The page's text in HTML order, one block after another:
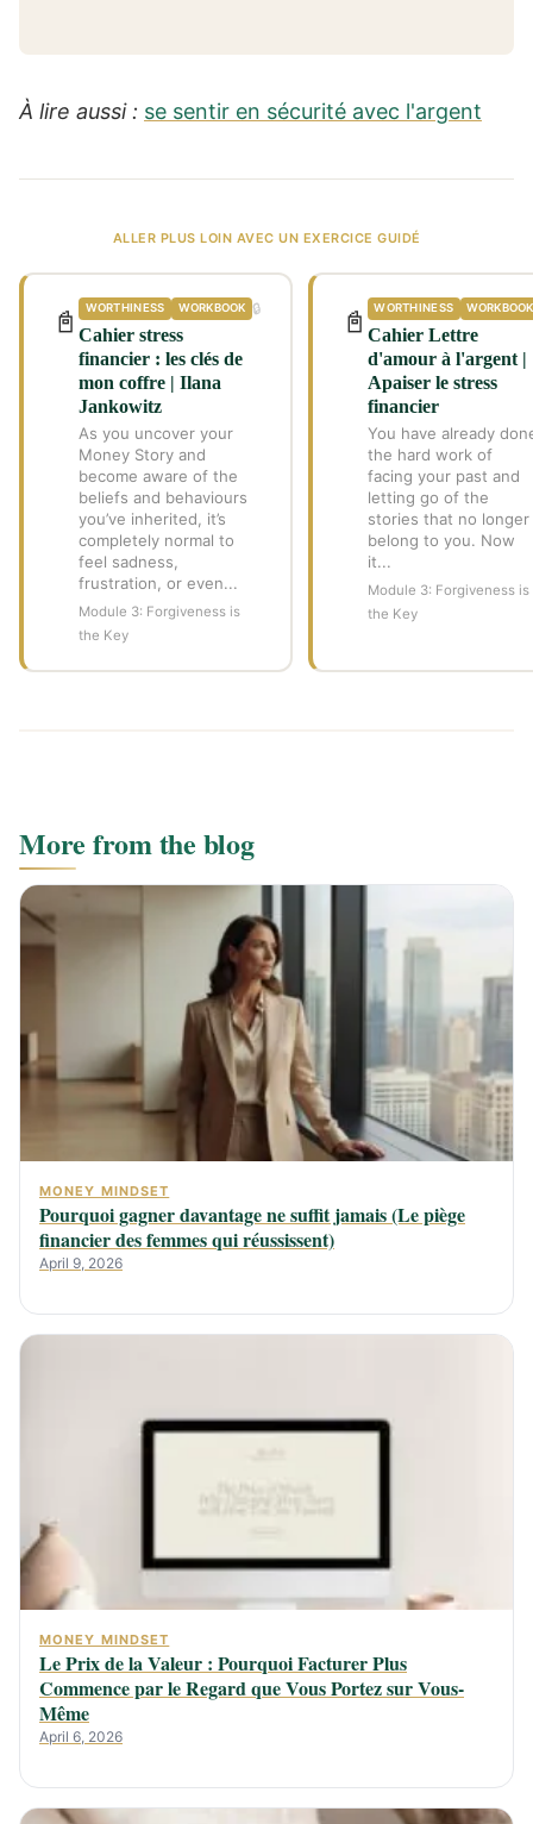
À lire aussi : se sentir en sécurité avec l'argent
ALLER PLUS LOIN AVEC UN EXERCICE GUIDÉ
📓 WORTHINESS WORKBOOK
Cahier stress
financier : les clés de
mon coffre | Ilana
Jankowitz
As you uncover your
Money Story and
become aware of the
beliefs and behaviours
you’ve inherited, it’s
completely normal to
feel sadness,
frustration, or even...
Module 3: Forgiveness is
the Key
🔒 📓 WORTHINESS
Cahier Lettre
d'amour à l'argent |
Apaiser le stress
financier
You have already
the hard work of
facing your past and
letting go of the
stories that no longer
belong to you. Now
it...
Module 3: Forgiveness is
the Key
More from the blog
MONEY MINDSET
Pourquoi gagner davantage ne suffit jamais (Le piège
financier des femmes qui réussissent)
April 9, 2026
MONEY MINDSET
Le Prix de la Valeur : Pourquoi Facturer Plus
Commence par le Regard que Vous Portez sur Vous-
Même
April 6, 2026